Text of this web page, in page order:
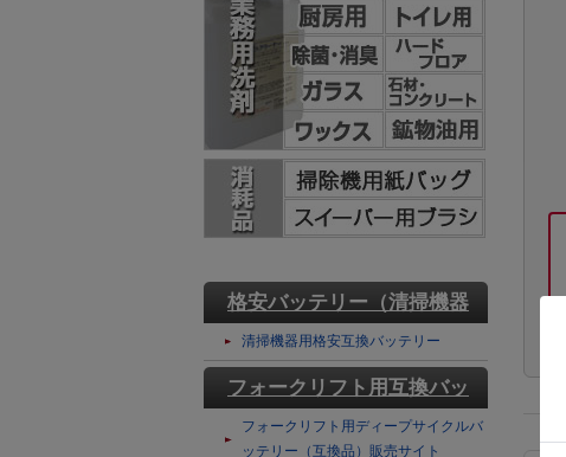
格安バッテリー（清掃機器
用）
清掃機器用格安互換バッテリー
フォークリフト用互換バッ
テリー
フォークリフト用ディープサイクルバ
ッテリー（互換品）販売サイト